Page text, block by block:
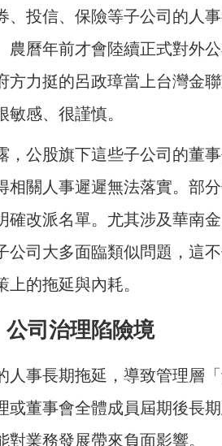
、投信、保險等子公司的人
農曆年前才會陸續正式對外公
方力挺的呂政璋當上台灣金
感、很謹慎。
，公股旗下這些子公司的董
相關人事遲遲無法落實。部
確改派名單。尤其涉及華南
公司大多面臨類似問題，這
上的拖延與內耗。
司治理陷險境
人事長期拖延，導致管理層
或董事會全體成員屆期後長
對業務發展帶來負面影響。